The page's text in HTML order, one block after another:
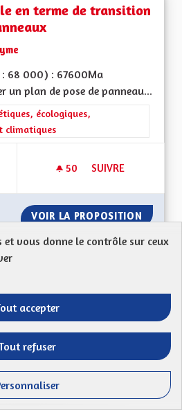
en terme de transition
: 68 000) : 67600Ma
un plan de pose de panneau...
la catégorie : Les transitions
écologiques,
climatiques
50 50 ABONNÉS
SUIVRE
VOIR LA PROPOSITION
la vie communale, n'étant...
et vous donne le contrôle sur ceux
accepter
refuser